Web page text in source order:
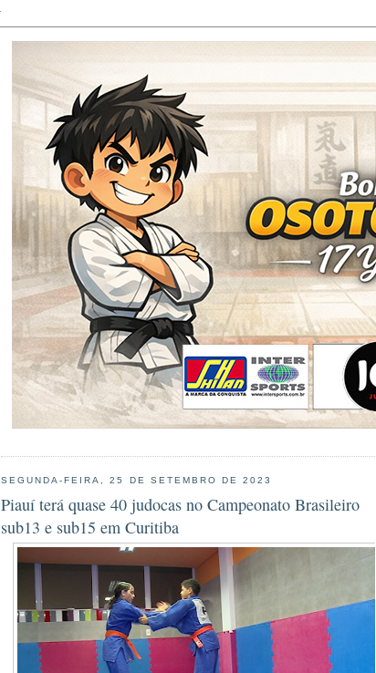
SEGUNDA-FEIRA, 25 DE SETEMBRO DE 2023
Piauí terá quase 40 judocas no Campeonato Brasileiro
sub13 e sub15 em Curitiba